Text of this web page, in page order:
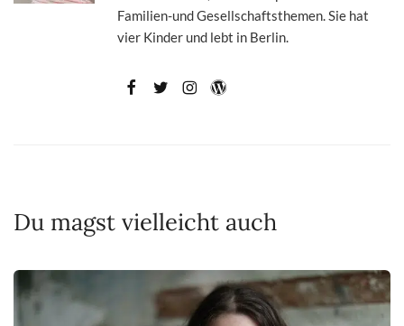
Familien-und Gesellschaftsthemen. Sie hat
vier Kinder und lebt in Berlin.
Du magst vielleicht auch